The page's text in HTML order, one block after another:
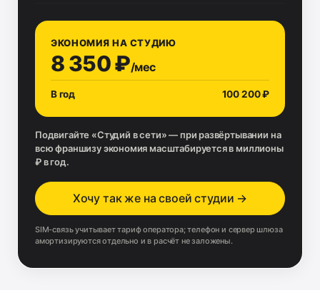
ЭКОНОМИЯ НА СТУДИЮ
8 350 ₽/мес
В год 100 200 ₽
Подвигайте «Студий в сети» — при развёртывании на
всю франшизу экономия масштабируется в миллионы
₽ в год.
Хочу так же на своей студии →
SIM-связь учитывает тариф оператора; телефон и сервер шлюза
амортизируются отдельно и в расчёт не заложены.